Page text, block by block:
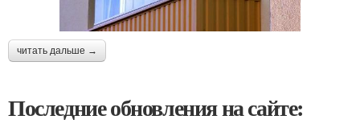
читать дальше →
Последние обновления на сайте: